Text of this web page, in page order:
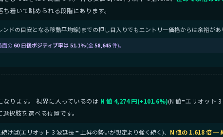
着いて眺められる段階にあります。
ンドの目安となる移動平均線)までの押し目入りでもエントリー価格からは余裕があ
面の 60 日後ポジティブ率は 51.1%(全58,645件)。
ります。 視界に入っているのは N 値 4,274 円(+101.6%)(N 値=エリオット
択肢を選べる位置です。
けば(エリオット 3 波延長 = 上昇の勢いが想定より強く続く)、 N 値の 1.618 倍 ─